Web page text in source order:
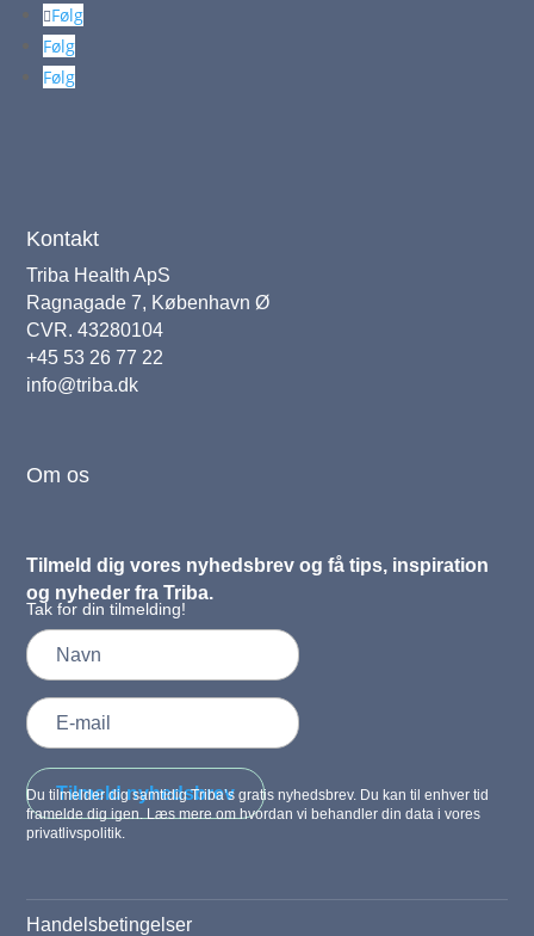
Følg
Følg
Følg
Kontakt
Triba Health ApS
Ragnagade 7, København Ø
CVR. 43280104
+45 53 26 77 22
info@triba.dk
Om os
Tilmeld dig vores nyhedsbrev og få tips, inspiration
og nyheder fra Triba.
Tak for din tilmelding!
Tilmeld nyhedsbrev
Du tilmelder dig samtidig Triba’s gratis nyhedsbrev. Du kan til enhver tid
framelde dig igen. Læs mere om hvordan vi behandler din data i vores
privatlivspolitik.
Handelsbetingelser